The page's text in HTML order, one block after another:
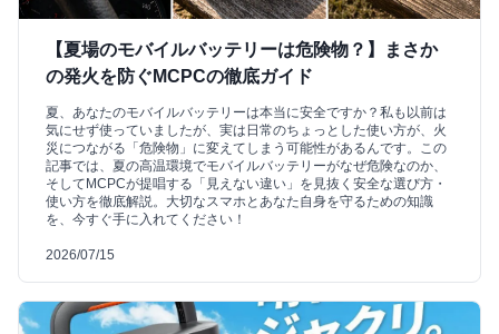
【夏場のモバイルバッテリーは危険物？】まさか
の発火を防ぐMCPCの徹底ガイド
夏、あなたのモバイルバッテリーは本当に安全ですか？私も以前は
気にせず使っていましたが、実は日常のちょっとした使い方が、火
災につながる「危険物」に変えてしまう可能性があるんです。この
記事では、夏の高温環境でモバイルバッテリーがなぜ危険なのか、
そしてMCPCが提唱する「見えない違い」を見抜く安全な選び方・
使い方を徹底解説。大切なスマホとあなた自身を守るための知識
を、今すぐ手に入れてください！
2026/07/15